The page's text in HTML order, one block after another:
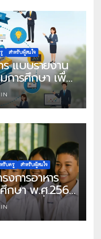
สำหรับผู้สนใจ
แบบรายงาน
การศึกษา เพื่อ
เลิศ
รับครู สำหรับผู้สนใจ
งการอาหาร
กษา พ.ศ.2568
จัดการที่มี